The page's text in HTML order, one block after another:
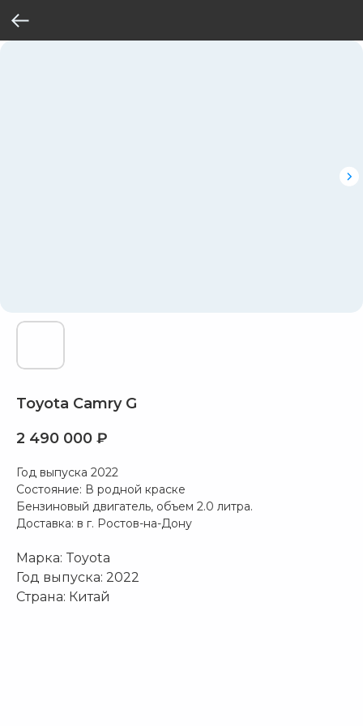
Toyota Camry G
2 490 000 ₽
Год выпуска 2022
Состояние: В родной краске
Бензиновый двигатель, объем 2.0 литра.
Доставка: в г. Ростов-на-Дону
Марка: Toyota
Год выпуска: 2022
Страна: Китай